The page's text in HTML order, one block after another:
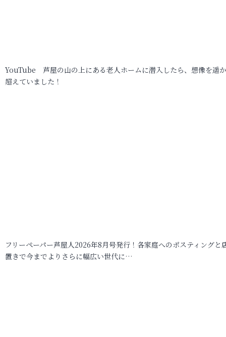
YouTube 芦屋の山の上にある老人ホームに潜入したら、想像を遥
超えていました！
フリーペーパー芦屋人2026年8月号発行！各家庭へのポスティングと
置きで今までよりさらに幅広い世代に…